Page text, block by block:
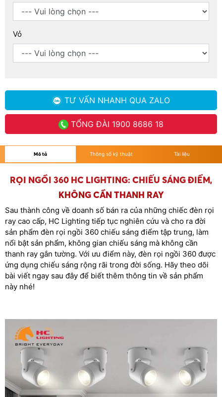
Vỏ
TƯ VẤN NHANH QUA ZALO
TỔNG ĐÀI 1900 8686 18
Mô tả Thông số kỹ thuật Tài liệu
RỌI NGỒI 360 HC LIGHTING: CHIẾU SÁNG ĐIỂM,
KHÔNG CẦN THANH RAY
Sau thành công về doanh số bán ra của những chiếc đèn rọi
ray cao cấp, HC Lighting tiếp tục nghiên cứu và cho ra đời
sản phẩm đèn rọi ngồi 360 chiếu sáng điểm tập trung, làm
nổi bật sản phẩm, không gian chiếu sáng mà không cần
thanh ray gắn tường. Với ưu điểm này, đèn rọi ngồi 360 được
ứng dụng chiếu sáng rộng rãi trong đời sống. Hãy theo dõi
bài viết ngay sau đây để biết thêm thông tin về sản phẩm
này nhé!